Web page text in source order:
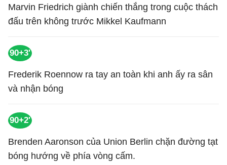
Marvin Friedrich giành chiến thắng trong cuộc thách
đấu trên không trước Mikkel Kaufmann
90+3'
Frederik Roennow ra tay an toàn khi anh ấy ra sân
và nhận bóng
90+2'
Brenden Aaronson của Union Berlin chặn đường tạt
bóng hướng về phía vòng cấm.